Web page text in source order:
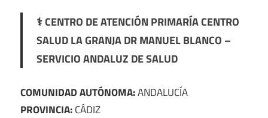
⚕️ CENTRO DE ATENCIÓN PRIMARÍA CENTRO
SALUD LA GRANJA DR MANUEL BLANCO –
SERVICIO ANDALUZ DE SALUD
COMUNIDAD AUTÓNOMA:ANDALUCÍA
PROVINCIA:CÁDIZ